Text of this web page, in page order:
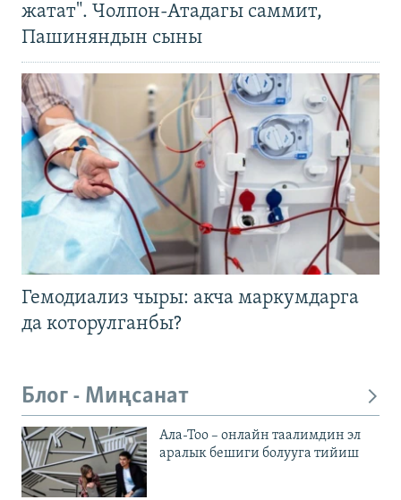
жатат". Чолпон-Атадагы саммит,
Пашиняндын сыны
Гемодиализ чыры: акча маркумдарга
да которулганбы?
Блог - Миңсанат
Ала-Тоо – онлайн таалимдин эл
аралык бешиги болууга тийиш